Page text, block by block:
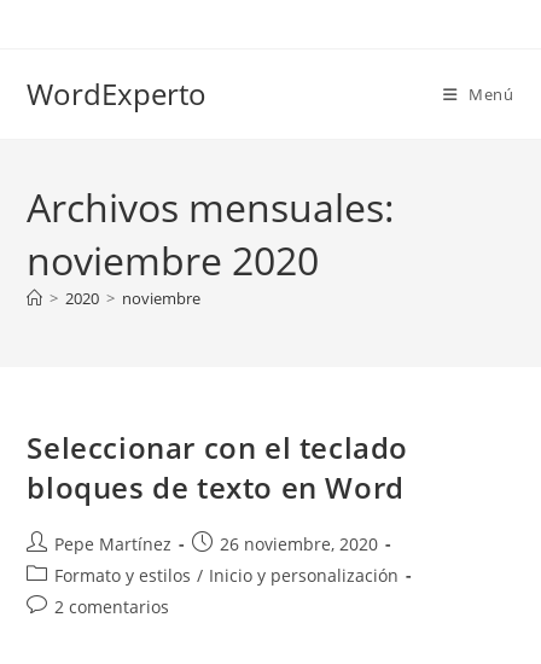
WordExperto Menú
Archivos mensuales:
noviembre 2020
> 2020 > noviembre
Seleccionar con el teclado
bloques de texto en Word
Autor
de
la
entrada:
Pepe Martínez
Publicación
de
26 noviembre, 2020
Categoría
de
Formato y estilos / Inicio y personalización
Comentarios
2 comentarios